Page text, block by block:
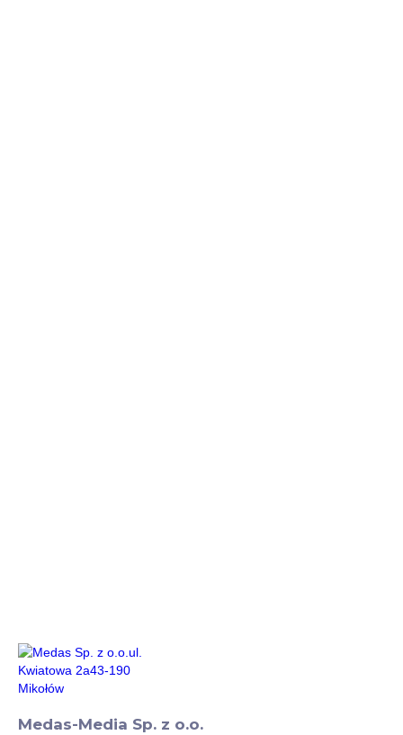
Medas-Media Sp. z o.o.